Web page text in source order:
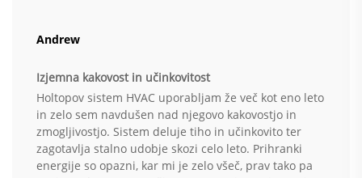
Andrew
Izjemna kakovost in učinkovitost
Holtopov sistem HVAC uporabljam že več kot eno leto
in zelo sem navdušen nad njegovo kakovostjo in
zmogljivostjo. Sistem deluje tiho in učinkovito ter
zagotavlja stalno udobje skozi celo leto. Prihranki
energije so opazni, kar mi je zelo všeč, prav tako pa